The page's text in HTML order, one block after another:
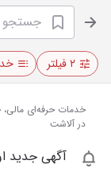
۲ فیلتر
خدمات حرفه‌ای مالی،
در آلاشت
آگهی جدید